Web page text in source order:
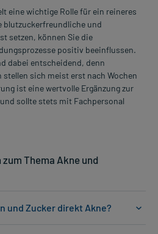
eine wichtige Rolle für ein reineres
blutzuckerfreundliche und
setzen, können Sie die
positiv beeinflussen.
dabei entscheidend, denn
stellen sich meist erst nach Wochen
ist eine wertvolle Ergänzung zur
sollte stets mit Fachpersonal
Thema Akne und
und Zucker direkt Akne?